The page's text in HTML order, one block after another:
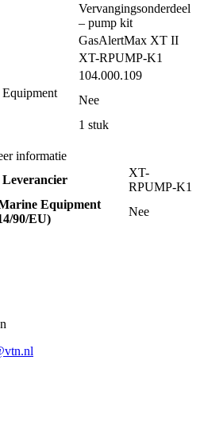
Vervangingsonderdeel
– pump kit
GasAlertMax XT II
XT-RPUMP-K1
104.000.109
Nee
1 stuk
informatie
XT-
RPUMP-K1
Equipment
90/EU)
Nee